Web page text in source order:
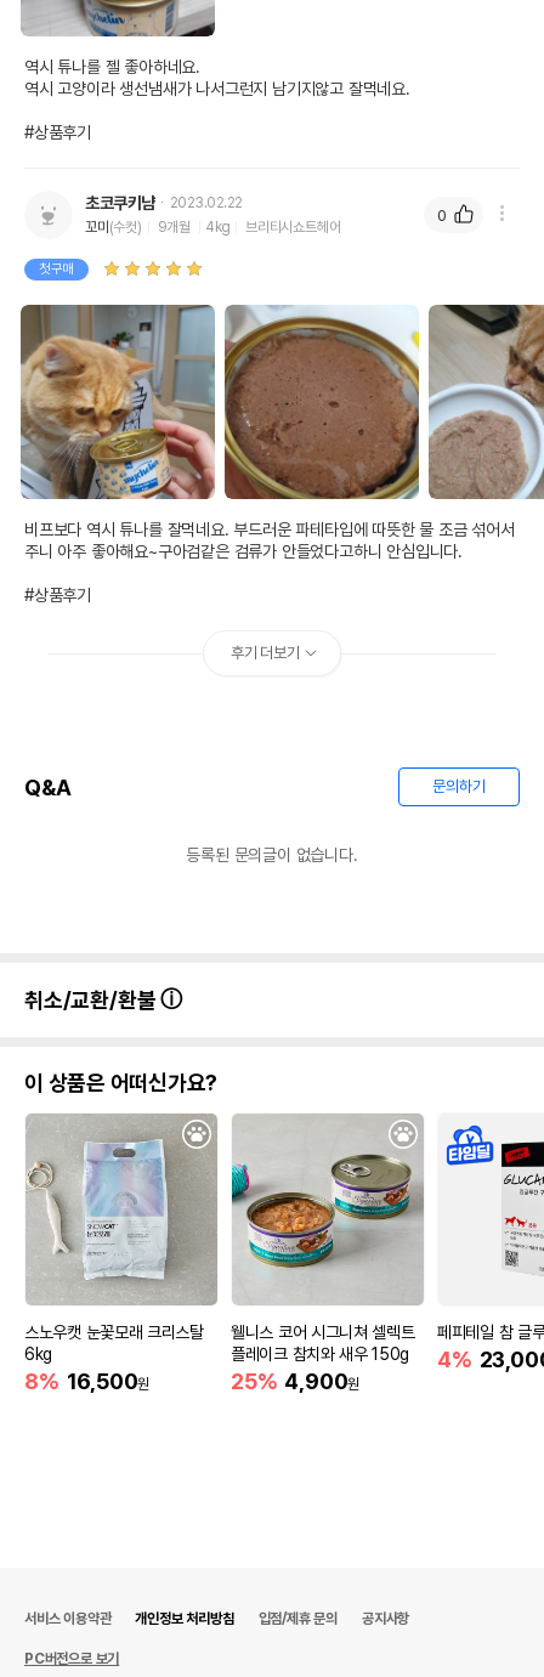
역시 튜나를 젤 좋아하네요.
역시 고양이라 생선냄새가 나서그런지 남기지않고 잘먹네요.
#상품후기
초코쿠키냠
2023.02.22
꼬미 (수컷) 9개월 4kg 브리티시쇼트헤어
첫구매
비프보다 역시 튜나를 잘먹네요. 부드러운 파테타입에 따뜻한 물 조금 섞어서
주니 아주 좋아해요~구아검같은 검류가 안들었다고하니 안심입니다.
#상품후기
0
후기 더보기
Q&A 문의하기
등록된 문의글이 없습니다.
취소/교환/환불
이 상품은 어떠신가요?
스노우캣 눈꽃모래 크리스탈
6kg
8% 16,500원
웰니스 코어 시그니쳐 셀렉트
플레이크 참치와 새우 150g
25% 4,900원
페피테일 참 글
4%
서비스 이용약관 개인정보 처리방침 입점/제휴 문의 공지사항
PC버전으로 보기